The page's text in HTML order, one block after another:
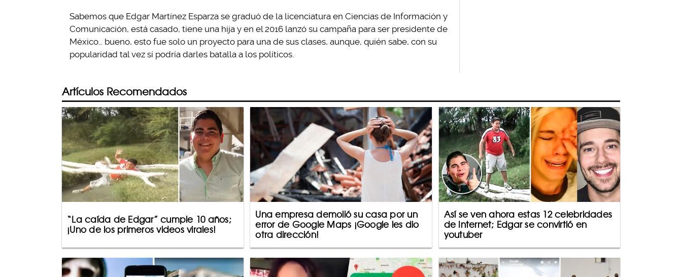
Sabemos que Edgar Martínez Esparza se graduó de la licenciatura en Ciencias de Información y
Comunicación, está casado, tiene una hija y en el 2016 lanzó su campaña para ser presidente de
México… bueno, esto fue solo un proyecto para una de sus clases, aunque, quién sabe, con su
popularidad tal vez sí podría darles batalla a los políticos.
Artículos Recomendados
“La caída de Edgar” cumple 10 años;
¡Uno de los primeros videos virales!
Una empresa demolió su casa por un
error de Google Maps ¡Google les dio
otra dirección!
Así se ven ahora estas 12 celebridades
de Internet; Edgar se convirtió en
youtuber